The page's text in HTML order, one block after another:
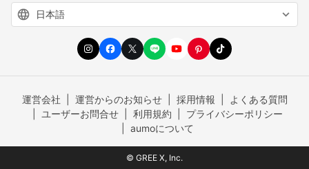
運営会社 運営からのお知らせ 採用情報
よくある質問
ユーザーお問合せ
利用規約
プライバシーポリシー
aumoについて
© GREE X, Inc.